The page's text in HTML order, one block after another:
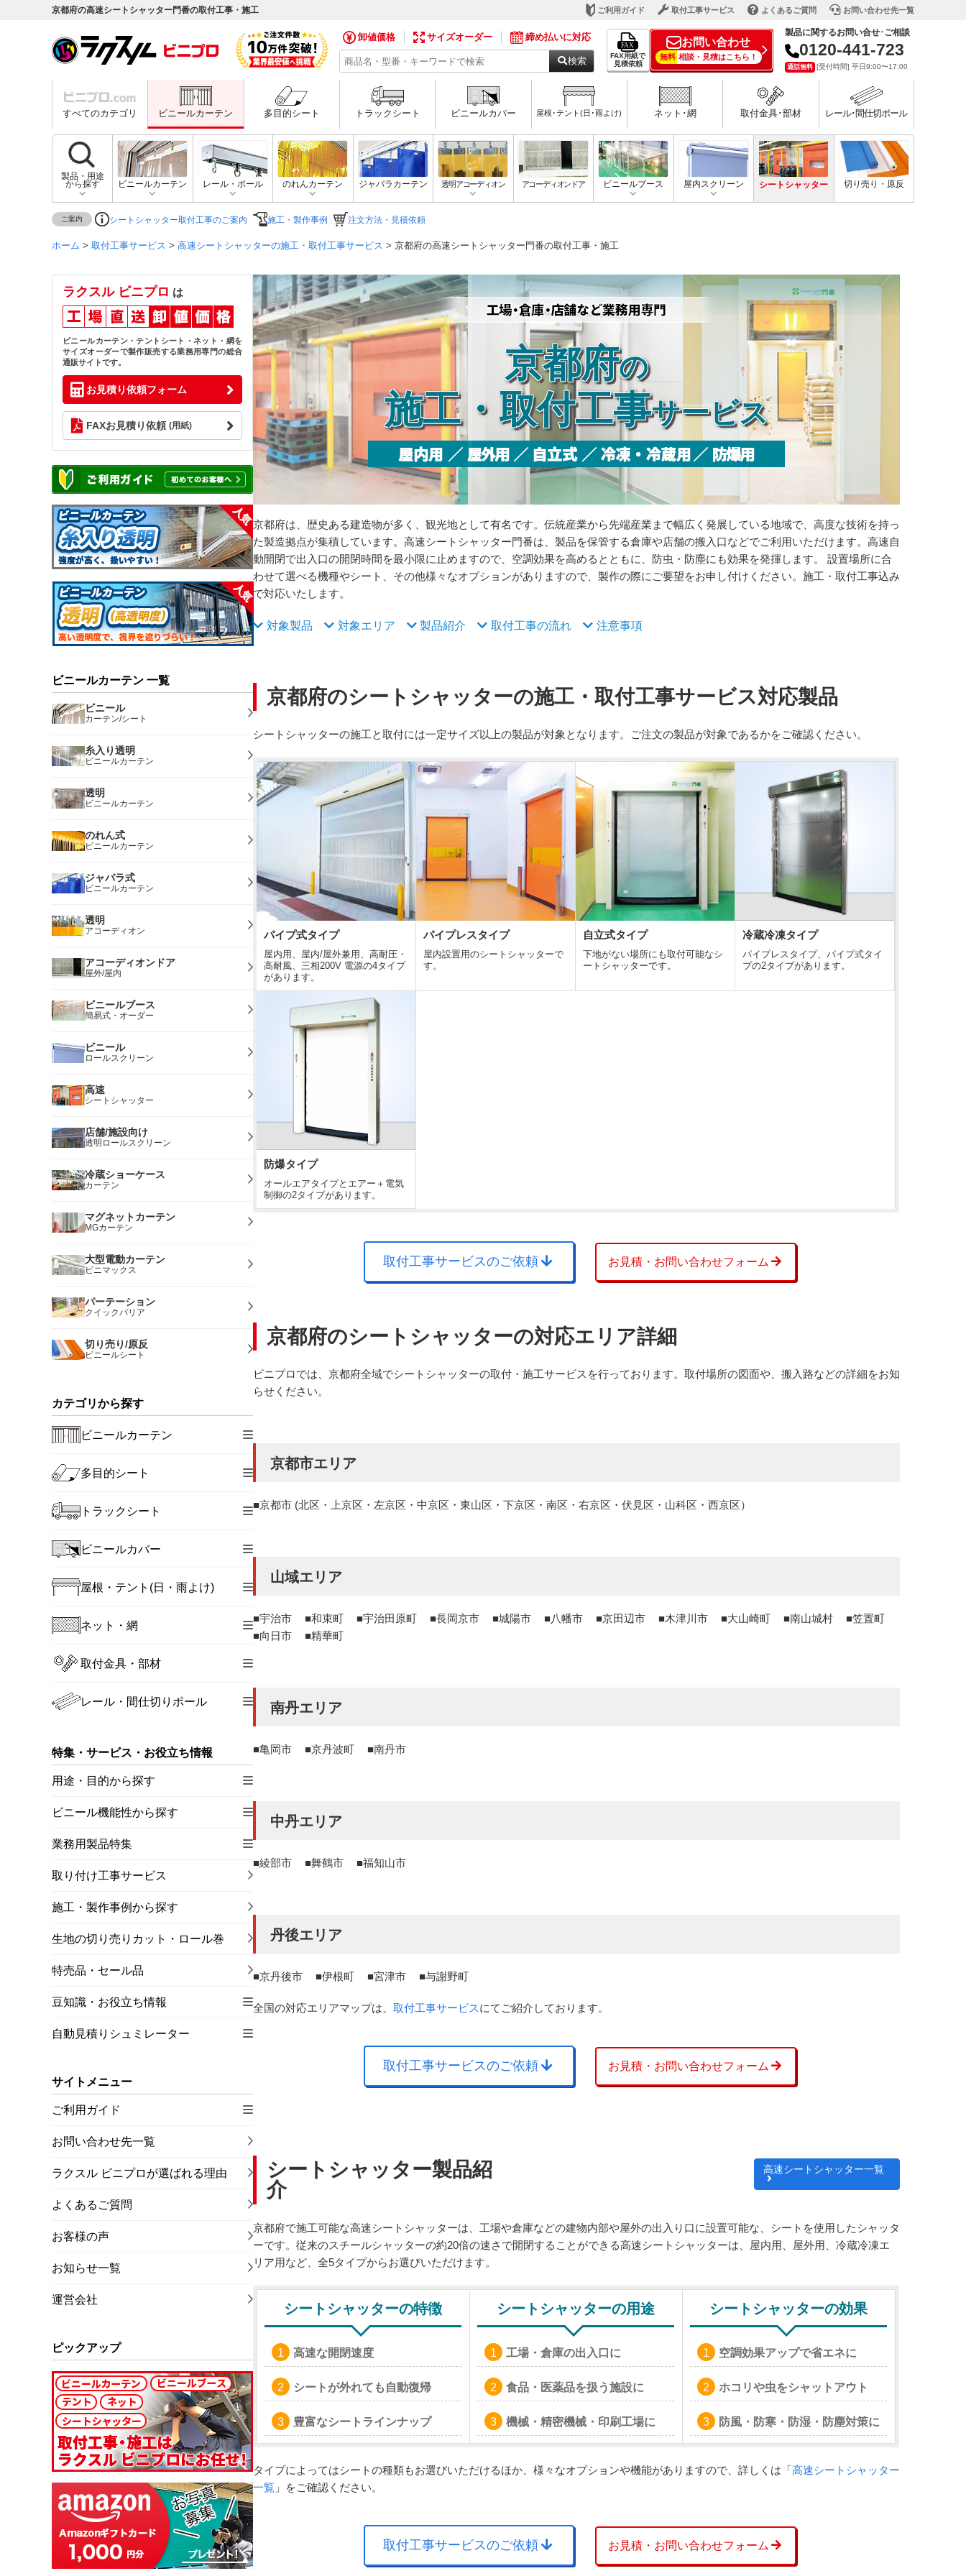
京都府の高速シートシャッター門番の取付工事・施工 ご利用ガイド 取付工事サービス よくあるご質問 お問い合わせ先一覧
卸値価格 サイズオーダー 締め払いに対応
検索
FAX用紙で
見積依頼
お問い合わせ
無料 相談・見積はこちら！
製品に関するお問い合せ･ご相談
0120-441-723
通話無料 [受付時間] 平日9:00〜17:00
すべてのカテゴリ ビニールカーテン 多目的シート トラックシート ビニールカバー 屋根･テント(日･雨よけ) ネット･網 取付金具･部材 レール･間仕切ポール
製品・用途
から探す
ビニールカーテン レール・ポール のれんカーテン ジャバラカーテン 透明アコーディオン アコーディオンドア ビニールブース 屋内スクリーン シートシャッター 切り売り・原反
ご案内 シートシャッター取付工事のご案内 施工・製作事例 注文方法・見積依頼
ホーム > 取付工事サービス > 高速シートシャッターの施工・取付工事サービス > 京都府の高速シートシャッター門番の取付工事・施工
京都府の
施工・取付工事サービス
京都府は、歴史ある建造物が多く、観光地として有名です。伝統産業から先端産業まで幅広く発展している地域で、高度な技術を持っ
た製造拠点が集積しています。高速シートシャッター門番は、製品を保管する倉庫や店舗の搬入口などでご利用いただけます。高速自
動開閉で出入口の開閉時間を最小限に止めますので、空調効果を高めるとともに、防虫・防塵にも効果を発揮します。 設置場所に合
わせて選べる機種やシート、その他様々なオプションがありますので、製作の際にご要望をお申し付けください。施工・取付工事込み
で対応いたします。
対象製品 対象エリア 製品紹介 取付工事の流れ 注意事項
京都府のシートシャッターの施工・取付工事サービス対応製品
シートシャッターの施工と取付には一定サイズ以上の製品が対象となります。ご注文の製品が対象であるかをご確認ください。
パイプ式タイプ
屋内用、屋内/屋外兼用、高耐圧・
高耐風、三相200V 電源の4タイプ
があります。
パイプレスタイプ
屋内設置用のシートシャッターで
す。
自立式タイプ
下地がない場所にも取付可能なシ
ートシャッターです。
冷蔵冷凍タイプ
パイプレスタイプ、パイプ式タイ
プの2タイプがあります。
防爆タイプ
オールエアタイプとエアー＋電気
制御の2タイプがあります。
取付工事サービスのご依頼 お見積・お問い合わせフォーム
京都府のシートシャッターの対応エリア詳細
ビニプロでは、京都府全域でシートシャッターの取付・施工サービスを行っております。取付場所の図面や、搬入路などの詳細をお知
らせください。
京都市エリア
京都市 (北区・上京区・左京区・中京区・東山区・下京区・南区・右京区・伏見区・山科区・西京区）
山域エリア
宇治市 和束町 宇治田原町 長岡京市 城陽市 八幡市 京田辺市 木津川市 大山崎町 南山城村
笠置町
向日市
精華町
南丹エリア
亀岡市 京丹波町 南丹市
中丹エリア
綾部市 舞鶴市 福知山市
丹後エリア
京丹後市 伊根町 宮津市 与謝野町
全国の対応エリアマップは、 取付工事サービスにてご紹介しております。
取付工事サービスのご依頼 お見積・お問い合わせフォーム
シートシャッター製品紹
介
高速シートシャッター一覧
京都府で施工可能な高速シートシャッターは、工場や倉庫などの建物内部や屋外の出入り口に設置可能な、シートを使用したシャッタ
ーです。従来のスチールシャッターの約20倍の速さで開閉することができる高速シートシャッターは、屋内用、屋外用、冷蔵冷凍エ
リア用など、全5タイプからお選びいただけます。
シートシャッターの特徴
高速な開閉速度
シートが外れても自動復帰
豊富なシートラインナップ
シートシャッターの用途
工場・倉庫の出入口に
食品・医薬品を扱う施設に
機械・精密機械・印刷工場に
シートシャッターの効果
空調効果アップで省エネに
ホコリや虫をシャットアウト
防風・防寒・防湿・防塵対策に
タイプによってはシートの種類もお選びいただけるほか、様々なオプションや機能がありますので、詳しくは「高速シートシャッター
一覧 」をご確認ください。
取付工事サービスのご依頼 お見積・お問い合わせフォーム
ラクスル ビニプロ は
ビニールカーテン・テントシート・ネット・網を
サイズオーダーで製作販売する業務用専門の総合
通販サイトです。
お見積り依頼フォーム
FAXお見積り依頼 (用紙)
ビニールカーテン 一覧
ビニール
カーテン/シート
糸入り透明
ビニールカーテン
透明
ビニールカーテン
のれん式
ビニールカーテン
ジャバラ式
ビニールカーテン
透明
アコーディオン
アコーディオンドア
屋外/屋内
ビニールブース
簡易式・オーダー
ビニール
ロールスクリーン
高速
シートシャッター
店舗/施設向け
透明ロールスクリーン
冷蔵ショーケース
カーテン
マグネットカーテン
MGカーテン
大型電動カーテン
ビニマックス
パーテーション
クイックバリア
切り売り/原反
ビニールシート
カテゴリから探す
ビニールカーテン
多目的シート
トラックシート
ビニールカバー
屋根・テント(日・雨よけ)
ネット・網
取付金具・部材
レール・間仕切りポール
特集・サービス・お役立ち情報
用途・目的から探す
ビニール機能性から探す
業務用製品特集
取り付け工事サービス
施工・製作事例から探す
生地の切り売りカット・ロール巻
特売品・セール品
豆知識・お役立ち情報
自動見積りシュミレーター
サイトメニュー
ご利用ガイド
お問い合わせ先一覧
ラクスル ビニプロが選ばれる理由
よくあるご質問
お客様の声
お知らせ一覧
運営会社
ピックアップ